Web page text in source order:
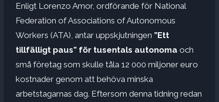
Enligt Lorenzo Amor, ordförande för National
Federation of Associations of Autonomous
Workers (ATA), antar uppskjutningen ”Ett
tillfälligt paus” för tusentals autonoma och
små företag som skulle tåla 12 000 miljoner euro
kostnader genom att behöva minska
arbetstagarnas dag. Eftersom denna tidning redan